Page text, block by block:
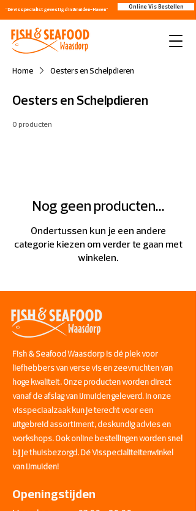
"Dé visspecialist gevestigd in IJmuiden-Haven" Online Vis Bestellen
Home Oesters en Schelpdieren
Oesters en Schelpdieren
0 producten
Nog geen producten...
Ondertussen kun je een andere
categorie kiezen om verder te gaan met
winkelen.
Fish & Seafood Waasdorp is dé plek voor
liefhebbers van verse vis en zeevruchten van
hoge kwaliteit. Onze producten worden direct
vanaf de afslag van IJmuiden geleverd. In onze
visspeciaalzaak kun je terecht voor een
uitgebreid assortiment, deskundig advies en
workshops. Ook online bestellingen worden snel
bij je thuisbezorgd. Dé Visspecialiteitenwinkel
van IJmuiden!
Openingstijden